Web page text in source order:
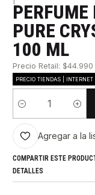
PERFUME
PURE
100 ML
Precio Retail: $44.990
PRECIO TIENDAS | INTERNET
Cantidad
Agregar a la
COMPARTIR ESTE
DETALLES